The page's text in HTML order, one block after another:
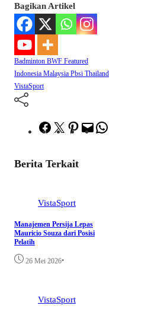
Bagikan Artikel
Badminton BWF Featured
Indonesia Malaysia Pbsi Thailand
VistaSport
Facebook
TwitterPinterest
Mail
Berita Terkait
VistaSport
Manajemen Persija Lepas
Mauricio Souza dari Posisi
Pelatih
26 Mei 2026•
VistaSport